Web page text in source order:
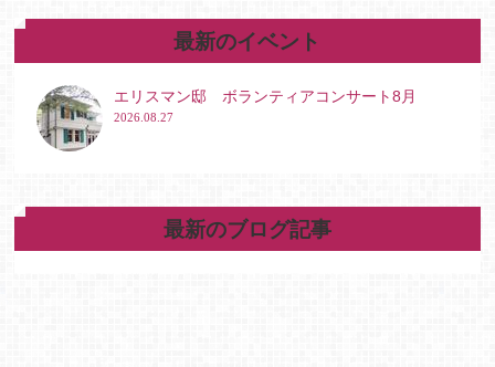
最新のイベント
エリスマン邸 ボランティアコンサート8月
2026.08.27
最新のブログ記事